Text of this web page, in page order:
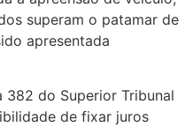
superam o patamar de
apresentada
382 do Superior Tribunal
de fixar juros